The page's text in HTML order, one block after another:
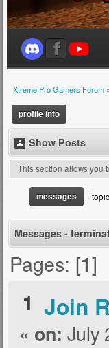
Xtreme Pro Gamers Forum»
profile info
Show Posts
This section allows you
messages
Messages -
Pages: [1]
1 Join
« on: July